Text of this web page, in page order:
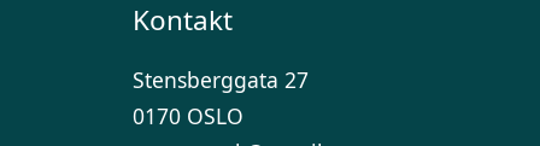
Kontakt
Stensberggata 27
0170 OSLO